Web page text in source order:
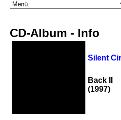
CD-Album - Info
Silent
Back II
(1997)